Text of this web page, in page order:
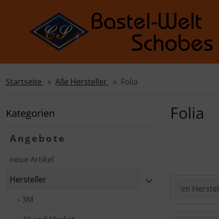
Sprungnavigation
Springe zur Navigation
Springe zum Button für Einstellungen
Springe zu den allgemeinen Informationen
Startseite Alle Hersteller Folia
Kategorien
Angebote
neue Artikel
Hersteller
› 3M
Folia